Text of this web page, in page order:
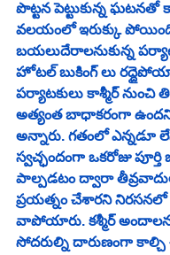
పొట్టన పెట్టుకున్న
వలయంలో ఇరుక్కు
బయలుదేరాలనుకున్న
హోటల్ బుకింగ్ లు
పర్యాటకులు కాశ్మీర్ నుంచి
అత్యంత బాధాకరంగా ఉందని
అన్నారు. గతంలో ఎన్నడూ లేని
స్వచ్ఛందంగా ఒకరోజు పూర్తి బంద్‌ పాటించారు.
పాల్పడటం ద్వారా
ప్రయత్నం చేశారని నిరసనలో
వాపోయారు. కశ్మీర్‌ అందాలను ఆస్వాదించడానికి వచ్చిన మా
సోదరుల్ని దారుణంగా